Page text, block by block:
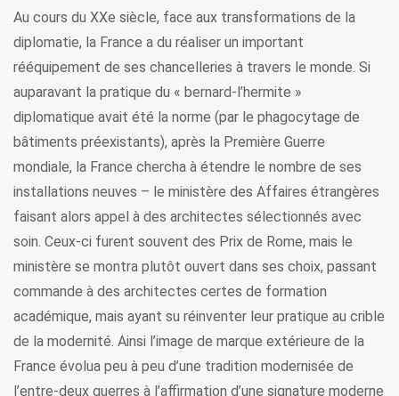
Au cours du XXe siècle, face aux transformations de la
diplomatie, la France a du réaliser un important
rééquipement de ses chancelleries à travers le monde. Si
auparavant la pratique du « bernard-l’hermite »
diplomatique avait été la norme (par le phagocytage de
bâtiments préexistants), après la Première Guerre
mondiale, la France chercha à étendre le nombre de ses
installations neuves – le ministère des Affaires étrangères
faisant alors appel à des architectes sélectionnés avec
soin. Ceux-ci furent souvent des Prix de Rome, mais le
ministère se montra plutôt ouvert dans ses choix, passant
commande à des architectes certes de formation
académique, mais ayant su réinventer leur pratique au crible
de la modernité. Ainsi l’image de marque extérieure de la
France évolua peu à peu d’une tradition modernisée de
l’entre-deux guerres à l’affirmation d’une signature moderne